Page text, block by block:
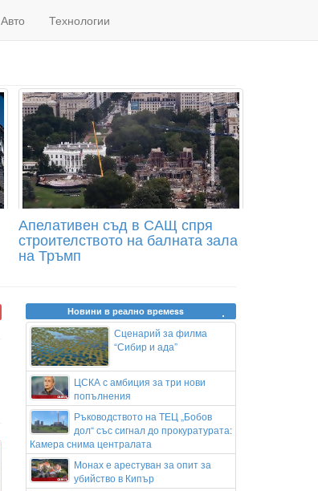
Авто Технологии
Апелативен съд в САЩ спря
строителството на балната зала
на Тръмп
Новини в реално времеss
Сценарий за филма
“Сибир и ада”
ЦСКА с амбиция за три нови
попълнения
Ръководството на ТЕЦ „Бобов
дол“ със сигнал до прокуратурата:
Камера снима централата
Монах е арестуван за опит за
убийство в Кипър